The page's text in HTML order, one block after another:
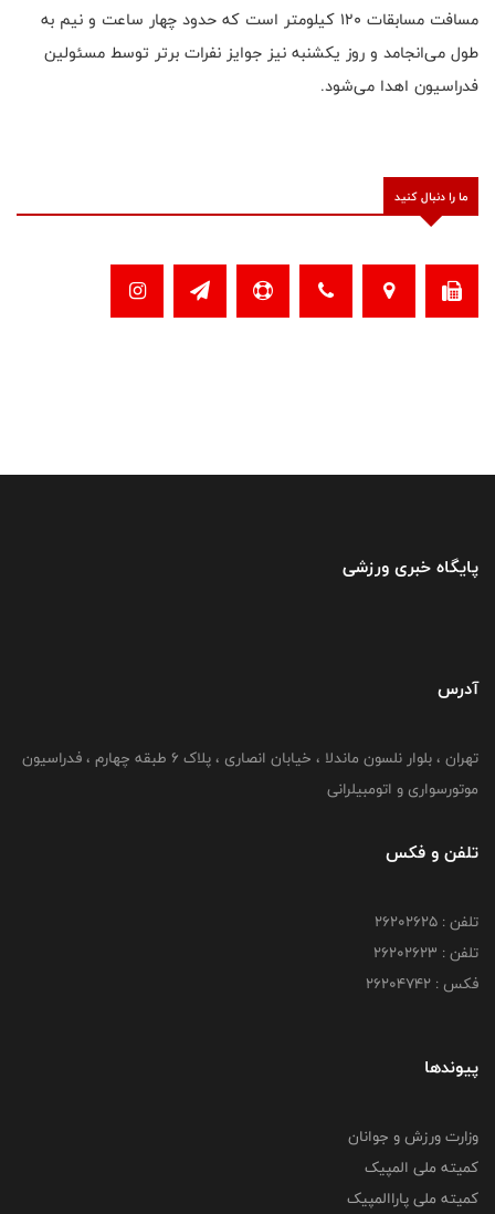
مسافت مسابقات ۱۲۰ کیلومتر است که حدود چهار ساعت و نیم به
طول می‌انجامد و روز یکشنبه نیز جوایز نفرات برتر توسط مسئولین
فدراسیون اهدا می‌شود.
ما را دنبال کنید
پایگاه خبری ورزشی
آدرس
تهران ، بلوار نلسون ماندلا ، خیابان انصاری ، پلاک ۶ طبقه چهارم ، فدراسیون
موتورسواری و اتومبیلرانی
تلفن و فکس
تلفن : ۲۶۲۰۲۶۲۵
تلفن : ۲۶۲۰۲۶۲۳
فکس : ۲۶۲۰۴۷۴۲
پیوندها
وزارت ورزش و جوانان
کمیته ملی المپیک
کمیته ملی پاراالمپیک